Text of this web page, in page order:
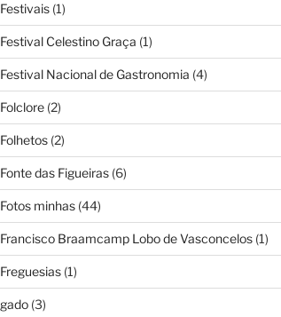
Festivais(1)
Festival Celestino Graça (1)
Festival Nacional de Gastronomia (4)
Folclore(2)
Folhetos(2)
Fonte das Figueiras(6)
Fotos minhas(44)
Francisco Braamcamp Lobo de Vasconcelos(1)
Freguesias(1)
gado(3)